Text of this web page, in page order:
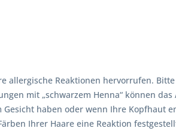
allergische Reaktionen hervorrufen.
mit „schwarzem Henna“ können
haben oder wenn Ihre Kopfhaut
Ihrer Haare eine Reaktion